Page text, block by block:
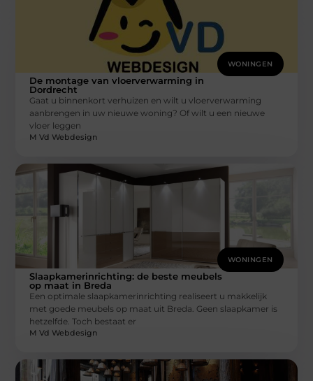
WONINGEN
De montage van vloerverwarming in
Dordrecht
Gaat u binnenkort verhuizen en wilt u vloerverwarming
aanbrengen in uw nieuwe woning? Of wilt u een nieuwe
vloer leggen
M Vd Webdesign
WONINGEN
Slaapkamerinrichting: de beste meubels
op maat in Breda
Een optimale slaapkamerinrichting realiseert u makkelijk
met goede meubels op maat uit Breda. Geen slaapkamer is
hetzelfde. Toch bestaat er
M Vd Webdesign